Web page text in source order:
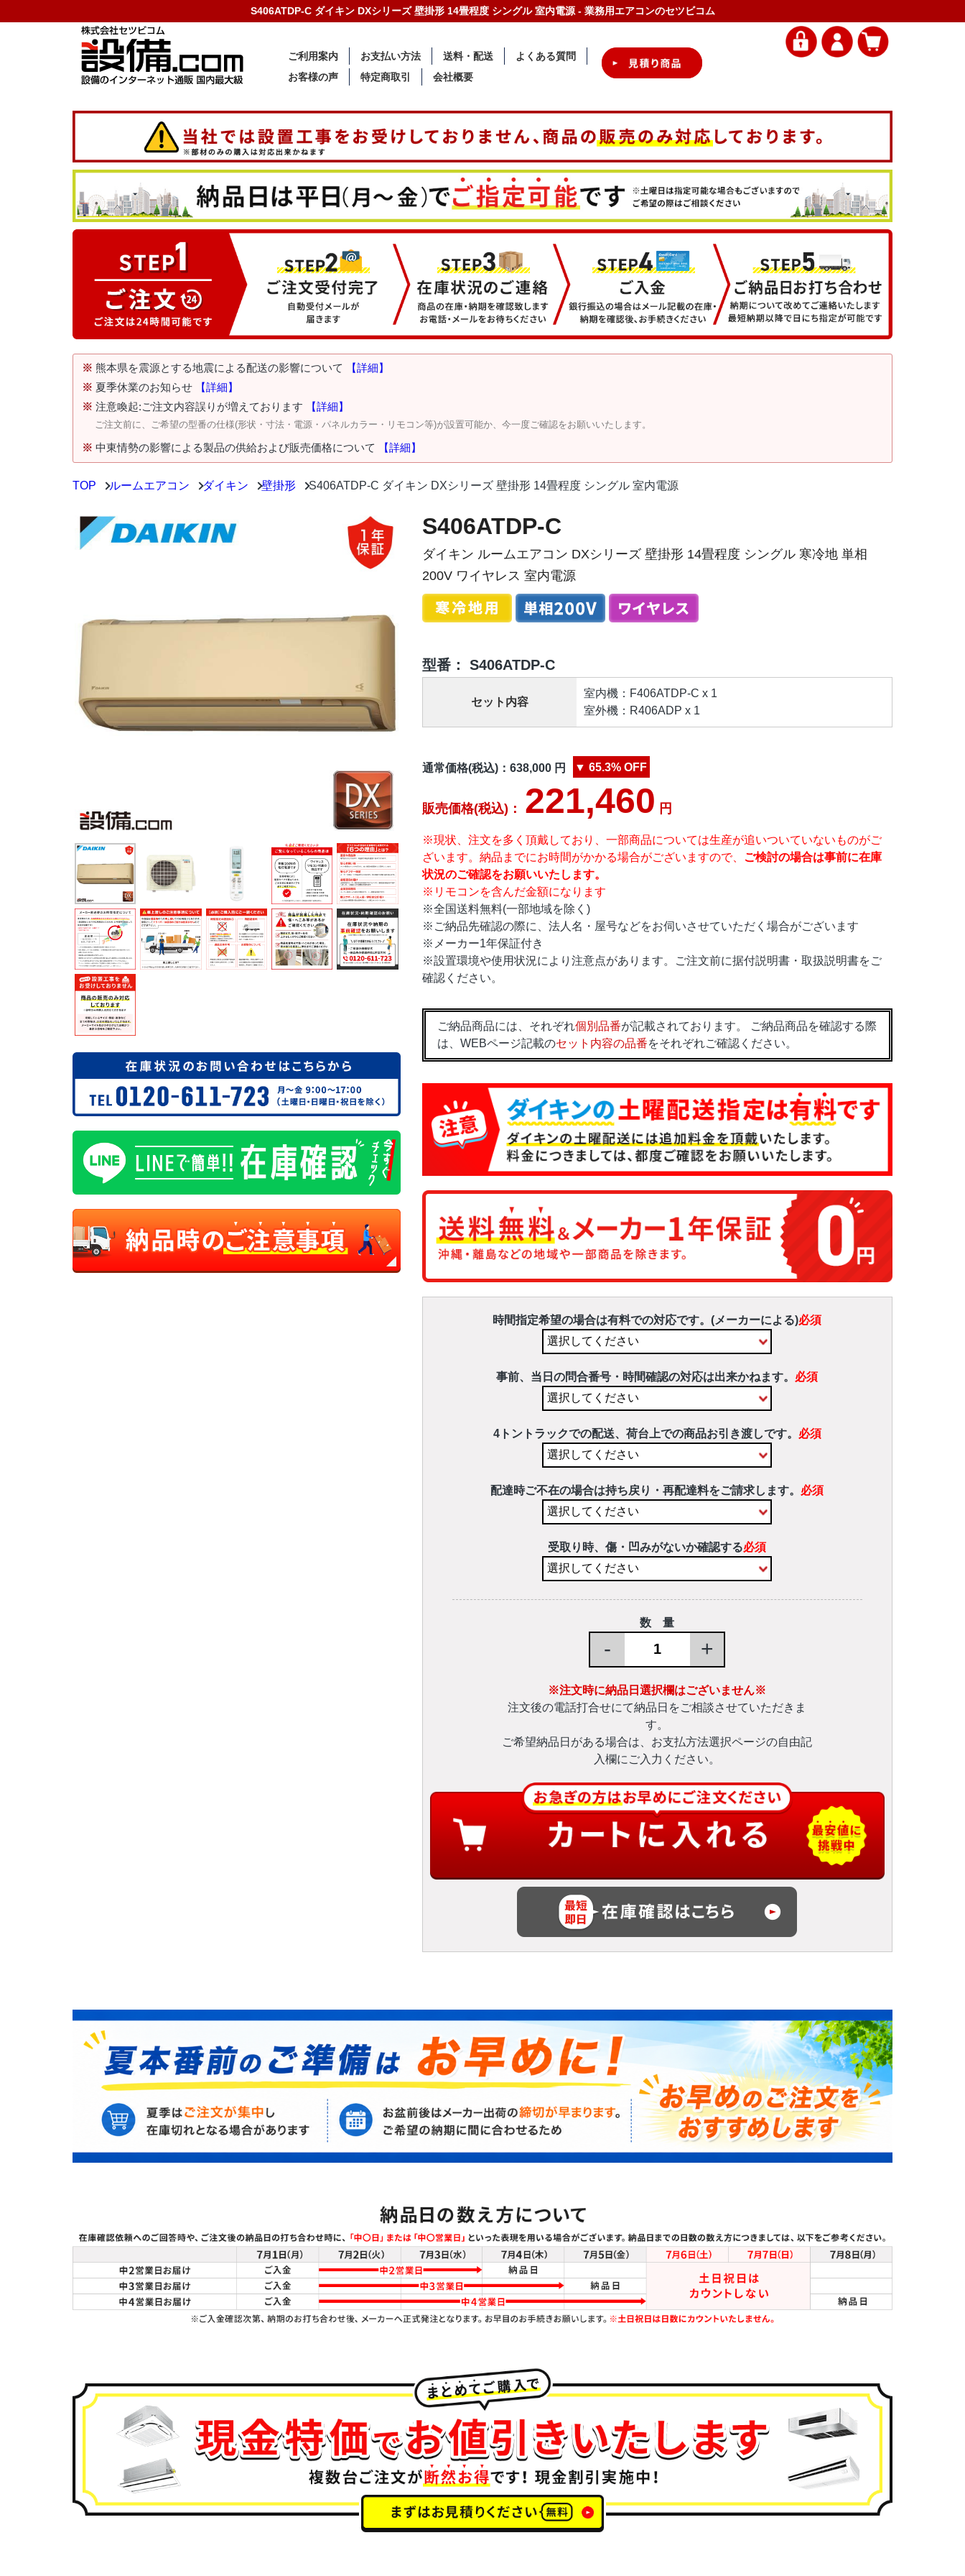
S406ATDP-C ダイキン DXシリーズ 壁掛形 14畳程度 シングル 室内電源 - 業務用エアコンのセツビコム
ご利用案内 お支払い方法 送料・配送
よくある質問
お客様の声
特定商取引 会社概要
※ 熊本県を震源とする地震による配送の影響について
【詳細】
※ 夏季休業のお知らせ
【詳細】
※ 注意喚起:ご注文内容誤りが増えております 【詳細】
ご注文前に、ご希望の型番の仕様(形状・寸法・電源・パネルカラー・リモコン等)が設置可能か、今一度ご確認をお願いいたします。
※ 中東情勢の影響による製品の供給および販売価格について 【詳細】
TOP ルームエアコン ダイキン 壁掛形 S406ATDP-C ダイキン DXシリーズ 壁掛形 14畳程度 シングル 室内電源
S406ATDP-C
ダイキン ルームエアコン DXシリーズ 壁掛形 14畳程度 シングル 寒冷地 単相
200V ワイヤレス 室内電源
型番： S406ATDP-C
セット内容
室内機：F406ATDP-C x 1
室外機：R406ADP x 1
通常価格(税込)： 638,000円 ▼ 65.3% OFF
販売価格(税込)： 221,460 円
※現状、注文を多く頂戴しており、一部商品については生産が追いついていないものがご
ざいます。納品までにお時間がかかる場合がございますので、 ご検討の場合は事前に在庫
状況のご確認をお願いいたします。
※リモコンを含んだ金額になります
※全国送料無料(一部地域を除く)
※ご納品先確認の際に、法人名・屋号などをお伺いさせていただく場合がございます
※メーカー1年保証付き
※設置環境や使用状況により注意点があります。ご注文前に据付説明書・取扱説明書をご
確認ください。
ご納品商品には、それぞれ個別品番が記載されております。 ご納品商品を確認する際
は、WEBページ記載のセット内容の品番をそれぞれご確認ください。
時間指定希望の場合は有料での対応です。(メーカーによる)必須
事前、当日の問合番号・時間確認の対応は出来かねます。 必須
4トントラックでの配送、荷台上での商品お引き渡しです。 必須
配達時ご不在の場合は持ち戻り・再配達料をご請求します。 必須
受取り時、傷・凹みがないか確認する必須
数 量
- +
※注文時に納品日選択欄はございません※
注文後の電話打合せにて納品日をご相談させていただきま
す。
ご希望納品日がある場合は、お支払方法選択ページの自由記
入欄にご入力ください。